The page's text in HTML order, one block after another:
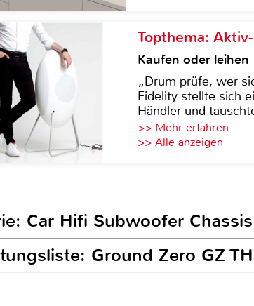
Topthema:
Kaufen oder leihen
„Drum prüfe, wer
Fidelity stellte sich
Händler und
>> Mehr erfahren
>> Alle anzeigen
Car Hifi Subwoofer Chassis
Ground Zero GZ